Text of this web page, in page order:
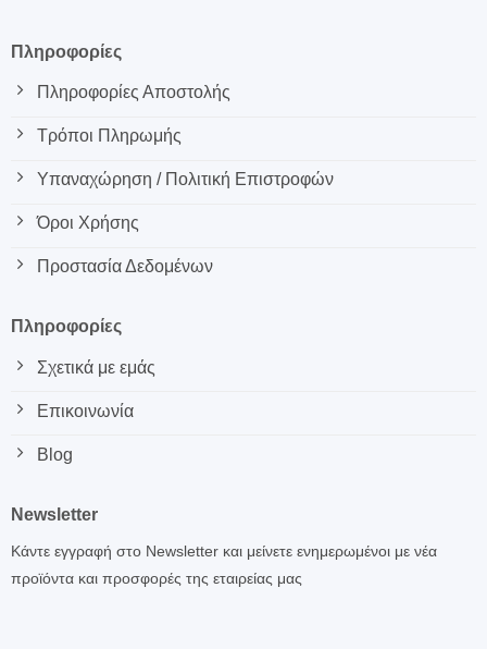
Πληροφορίες
Πληροφορίες Αποστολής
Τρόποι Πληρωμής
Υπαναχώρηση / Πολιτική Επιστροφών
Όροι Χρήσης
Προστασία Δεδομένων
Πληροφορίες
Σχετικά με εμάς
Επικοινωνία
Blog
Newsletter
Κάντε εγγραφή στο Newsletter και μείνετε ενημερωμένοι με νέα
προϊόντα και προσφορές της εταιρείας μας